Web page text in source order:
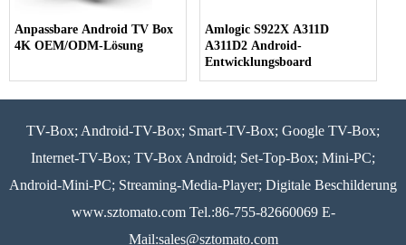
Anpassbare Android TV Box
4K OEM/ODM-Lösung
Amlogic S922X A311D
A311D2 Android-
Entwicklungsboard
TV-Box; Android-TV-Box; Smart-TV-Box; Google TV-Box;
Internet-TV-Box; TV-Box Android; Set-Top-Box; Mini-PC;
Android-Mini-PC; Streaming-Media-Player; Digitale Beschilderung
www.sztomato.comTel.:86-755-82660069 E-
Mail:sales@sztomato.com